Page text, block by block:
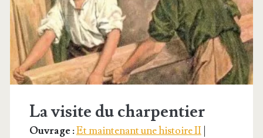
La visite du charpentier
Ouvrage :Et maintenant une histoire II